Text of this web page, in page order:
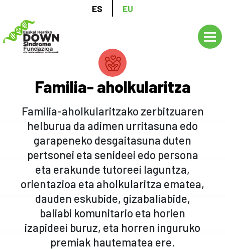
main
content
ES EU
Familia- aholkularitza
Familia-aholkularitzako zerbitzuaren
helburua da adimen urritasuna edo
garapeneko desgaitasuna duten
pertsonei eta senideei edo persona
eta erakunde tutoreei laguntza,
orientazioa eta aholkularitza ematea,
dauden eskubide, gizabaliabide,
baliabi komunitario eta horien
izapideei buruz, eta horren inguruko
premiak hautematea ere.